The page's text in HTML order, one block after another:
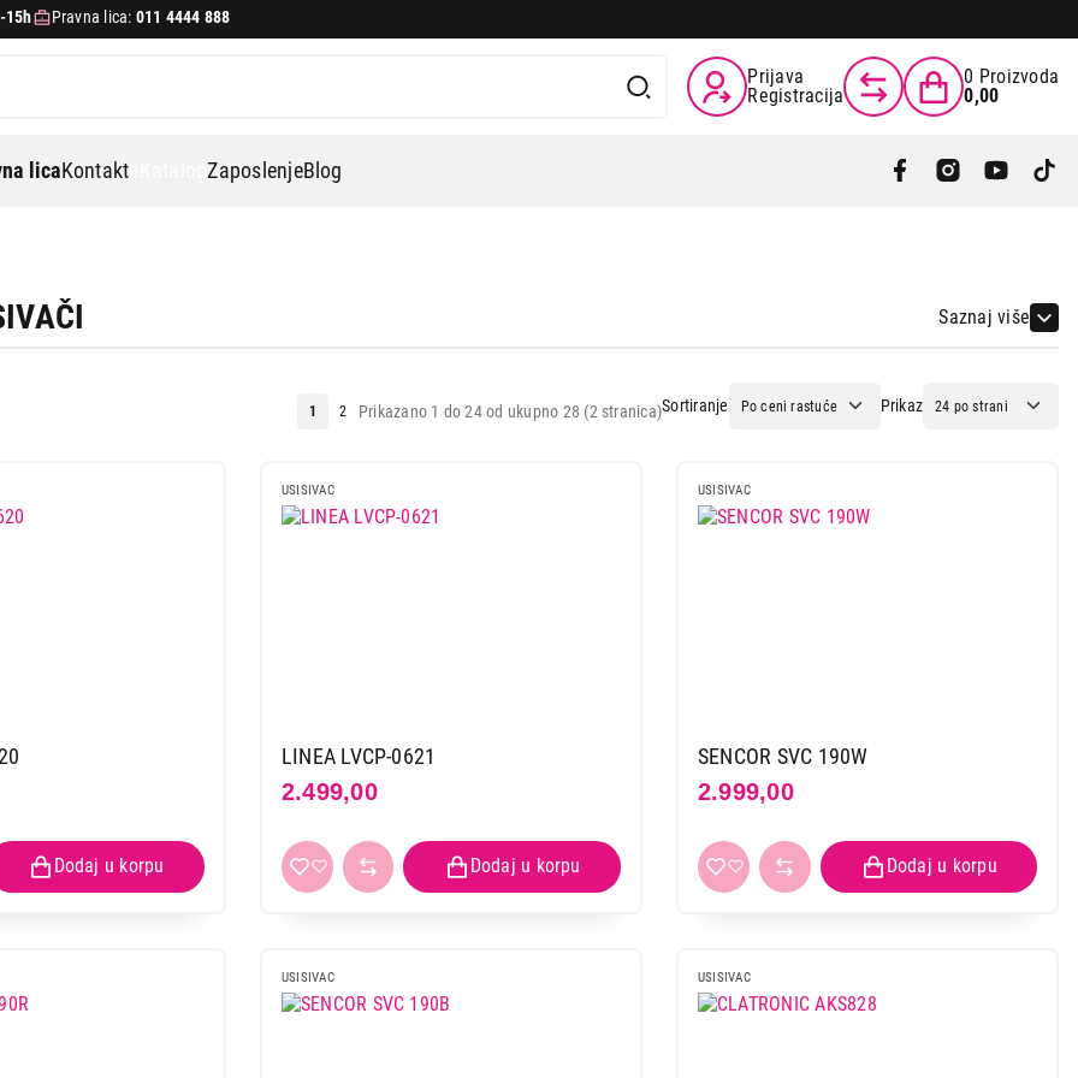
15h Pravna lica: 011 4444 888
Prijava
Registracija
0 Proizvoda
0,00
licaKontakt eKatalogZaposlenjeBlog
Saznaj više
Sortiranje Prikaz
Prikazano 1 do 24 od ukupno 28 (2 stranica)
1 2
USISIVAC
LINEA LVCP-0621
2.499,00
USISIVAC
SENCOR SVC 190W
2.999,00
USISIVAC USISIVAC